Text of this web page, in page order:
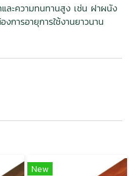
ละความทนทานสูง เช่น ฝาผนัง
งการอายุการใช้งานยาวนาน
New